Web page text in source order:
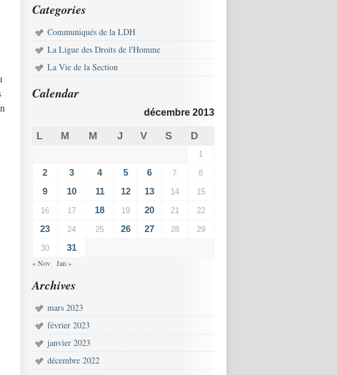
Categories
Communiqués de la LDH
La Ligue des Droits de l'Homme
La Vie de la Section
Calendar
décembre 2013
L M M J V S D
1
2 3 4 5 6 7 8
9 10 11 12 13 14 15
16 17 18 19 20 21 22
23 24 25 26 27 28 29
30 31
« Nov Jan »
Archives
mars 2023
février 2023
janvier 2023
décembre 2022